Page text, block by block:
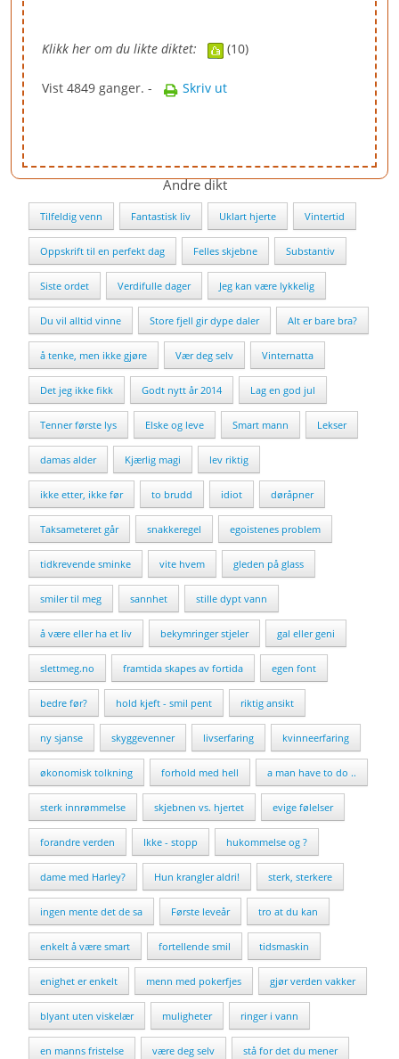
Klikk her om du likte diktet: (10)
Vist 4849 ganger. - Skriv ut
Andre dikt
Tilfeldig venn Fantastisk liv Uklart hjerte Vintertid
Oppskrift til en perfekt dag Felles skjebne Substantiv
Siste ordet Verdifulle dager Jeg kan være lykkelig
Du vil alltid vinne Store fjell gir dype daler Alt er bare bra?
å tenke, men ikke gjøre Vær deg selv Vinternatta
Det jeg ikke fikk Godt nytt år 2014 Lag en god jul
Tenner første lys Elske og leve Smart mann Lekser
damas alder Kjærlig magi lev riktig
ikke etter, ikke før to brudd idiot døråpner
Taksameteret går snakkeregel egoistenes problem
tidkrevende sminke vite hvem gleden på glass
smiler til meg sannhet stille dypt vann
å være eller ha et liv bekymringer stjeler gal eller geni
slettmeg.no framtida skapes av fortida egen font
bedre før? hold kjeft - smil pent riktig ansikt
ny sjanse skyggevenner livserfaring kvinneerfaring
økonomisk tolkning forhold med hell a man have to do ..
sterk innrømmelse skjebnen vs. hjertet evige følelser
forandre verden Ikke - stopp hukommelse og ?
dame med Harley? Hun krangler aldri! sterk, sterkere
ingen mente det de sa Første leveår tro at du kan
enkelt å være smart fortellende smil tidsmaskin
enighet er enkelt menn med pokerfjes gjør verden vakker
blyant uten viskelær muligheter ringer i vann
en manns fristelse være deg selv stå for det du mener